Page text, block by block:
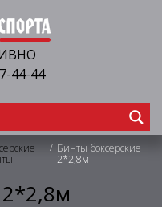
44-44
/ Бинты боксерские
2*2,8м
2*2,8м